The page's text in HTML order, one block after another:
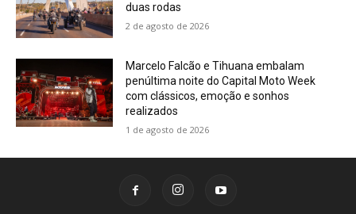
duas rodas
2 de agosto de 2026
Marcelo Falcão e Tihuana embalam
penúltima noite do Capital Moto Week
com clássicos, emoção e sonhos
realizados
1 de agosto de 2026